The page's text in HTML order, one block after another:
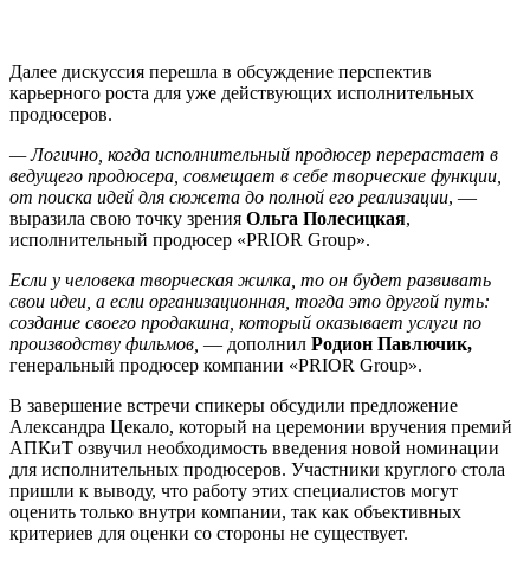
Далее дискуссия перешла в обсуждение перспектив
карьерного роста для уже действующих исполнительных
продюсеров.
—Логично, когда исполнительный продюсер перерастает в
ведущего продюсера, совмещает в себе творческие функции,
от поиска идей для сюжета до полной его реализации, —
выразила свою точку зрения Ольга Полесицкая,
исполнительный продюсер «PRIOR Group».
Если у человека творческая жилка, то он будет развивать
свои идеи, а если организационная, тогда это другой путь:
создание своего продакшна, который оказывает услуги по
производству фильмов, — дополнил Родион Павлючик,
генеральный продюсер компании «PRIOR Group».
В завершение встречи спикеры обсудили предложение
Александра Цекало, который на церемонии вручения премий
АПКиТ озвучил необходимость введения новой номинации
для исполнительных продюсеров. Участники круглого стола
пришли к выводу, что работу этих специалистов могут
оценить только внутри компании, так как объективных
критериев для оценки со стороны не существует.